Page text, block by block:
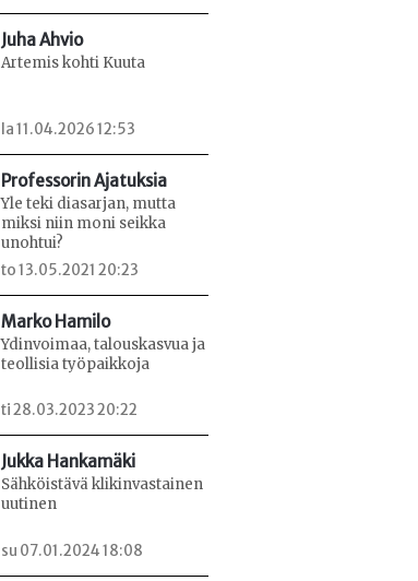
Juha Ahvio
Artemis kohti Kuuta
la 11.04.2026 12:53
Professorin Ajatuksia
Yle teki diasarjan, mutta
miksi niin moni seikka
unohtui?
to 13.05.2021 20:23
Marko Hamilo
Ydinvoimaa, talouskasvua ja
teollisia työpaikkoja
ti 28.03.2023 20:22
Jukka Hankamäki
Sähköistävä klikinvastainen
uutinen
su 07.01.2024 18:08